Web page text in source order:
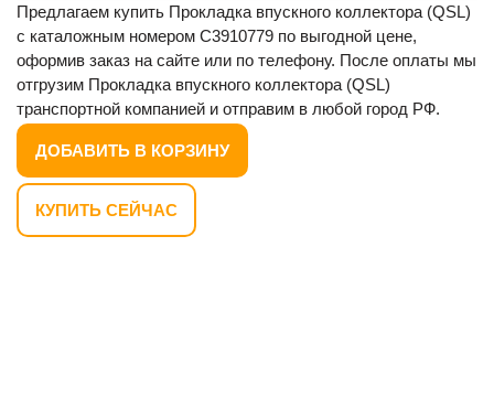
Предлагаем купить Прокладка впускного коллектора (QSL)
с каталожным номером C3910779 по выгодной цене,
оформив заказ на сайте или по телефону. После оплаты мы
отгрузим Прокладка впускного коллектора (QSL)
транспортной компанией и отправим в любой город РФ.
ДОБАВИТЬ В КОРЗИНУ
КУПИТЬ СЕЙЧАС